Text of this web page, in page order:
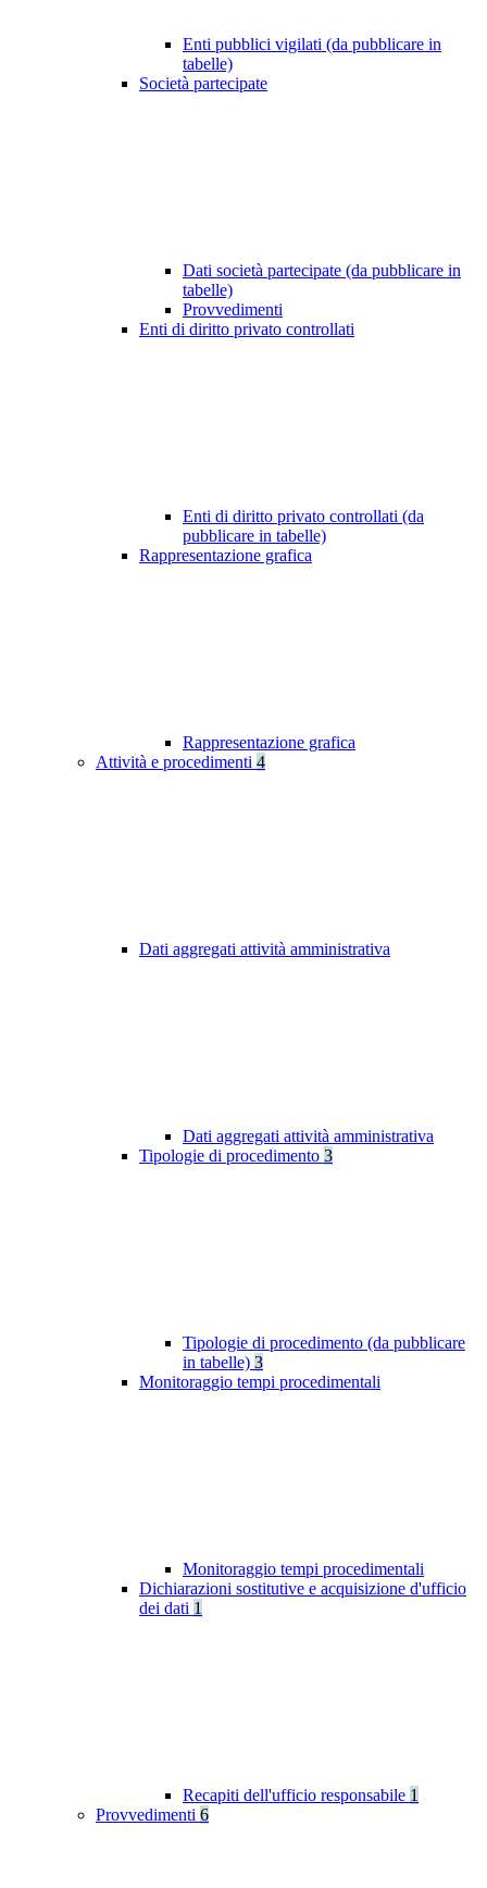
Enti pubblici vigilati (da pubblicare in
tabelle)
Società partecipate
Dati società partecipate (da pubblicare in
tabelle)
Provvedimenti
Enti di diritto privato controllati
Enti di diritto privato controllati (da
pubblicare in tabelle)
Rappresentazione grafica
Rappresentazione grafica
Attività e procedimenti 4
Dati aggregati attività amministrativa
Dati aggregati attività amministrativa
Tipologie di procedimento 3
Tipologie di procedimento (da pubblicare
in tabelle) 3
Monitoraggio tempi procedimentali
Monitoraggio tempi procedimentali
Dichiarazioni sostitutive e acquisizione d'ufficio
dei dati 1
Recapiti dell'ufficio responsabile 1
Provvedimenti 6